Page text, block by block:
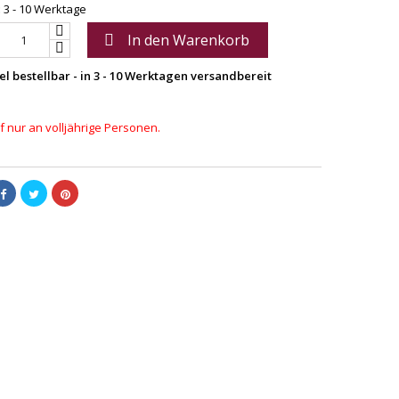
- 10 Werktage
 In den Warenkorb
bestellbar - in 3 - 10 Werktagen versandbereit
nur an volljährige Personen.